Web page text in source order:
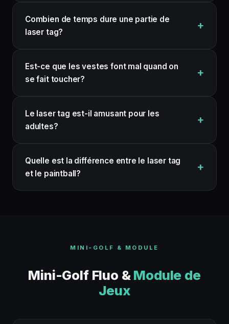
Combien de temps dure une partie de
laser tag?
Est-ce que les vestes font mal quand on
se fait toucher?
Le laser tag est-il amusant pour les
adultes?
Quelle est la différence entre le laser tag
et le paintball?
MINI-GOLF & MODULE
Mini-Golf Fluo & Module de
Jeux